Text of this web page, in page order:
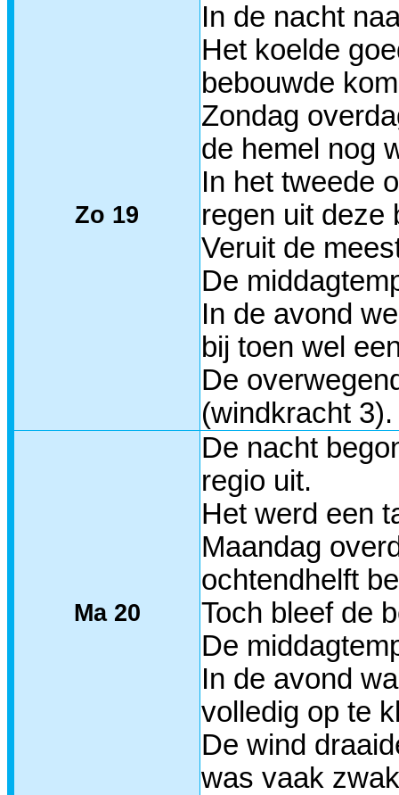
Zo 19
In de nacht
Het koelde
bebouwde
Zondag
de hemel nog
In het tweede
regen uit deze
Veruit de
De
In de avond
bij toen wel
De
(windkracht 3).
Ma 20
De nacht
regio uit.
Het werd een
Maandag
ochtendhelft
Toch bleef de
De
In de avond
volledig op te
De wind
was vaak